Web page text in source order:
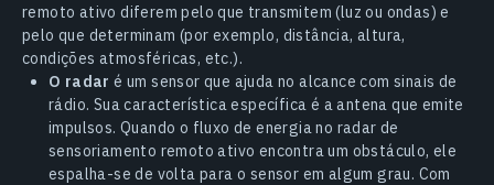
remoto ativo diferem pelo que transmitem (luz ou ondas) e
pelo que determinam (por exemplo, distância, altura,
condições atmosféricas, etc.).
O radar é um sensor que ajuda no alcance com sinais de
rádio. Sua característica específica é a antena que emite
impulsos. Quando o fluxo de energia no radar de
sensoriamento remoto ativo encontra um obstáculo, ele
espalha-se de volta para o sensor em algum grau. Com